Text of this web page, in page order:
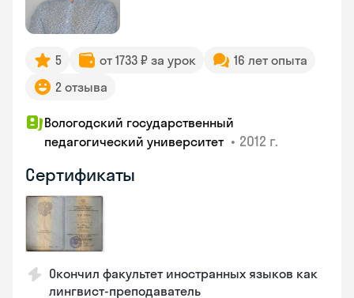
5 от 1733 ₽ за урок
16 лет опыта
2 отзыва
Вологодский государственный
педагогический университет • 2012 г.
Сертификаты
Окончил факультет иностранных языков как
лингвист-преподаватель